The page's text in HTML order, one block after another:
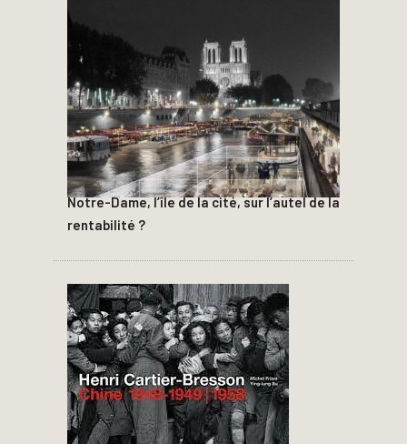
Notre-Dame, l’île de la cité, sur l’autel de la
rentabilité ?